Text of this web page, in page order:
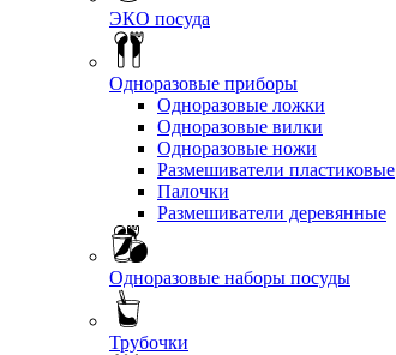
ЭКО посуда
Одноразовые приборы
Одноразовые ложки
Одноразовые вилки
Одноразовые ножи
Размешиватели пластиковые
Палочки
Размешиватели деревянные
Одноразовые наборы посуды
Трубочки